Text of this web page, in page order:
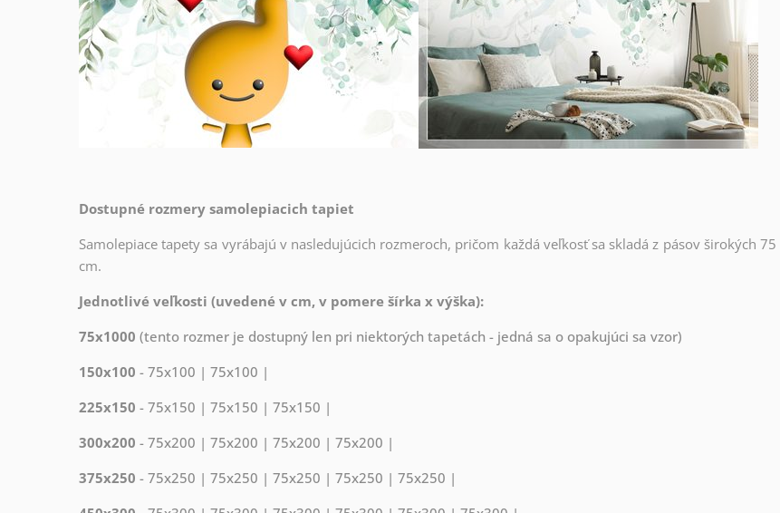
Dostupné rozmery samolepiacich tapiet
Samolepiace tapety sa vyrábajú v nasledujúcich rozmeroch, pričom každá veľkosť sa skladá z pásov širokých 75
cm.
Jednotlivé veľkosti (uvedené v cm, v pomere šírka x výška):
75x1000 (tento rozmer je dostupný len pri niektorých tapetách - jedná sa o opakujúci sa vzor)
150x100 - 75x100 | 75x100 |
225x150 - 75x150 | 75x150 | 75x150 |
300x200 - 75x200 | 75x200 | 75x200 | 75x200 |
375x250 - 75x250 | 75x250 | 75x250 | 75x250 | 75x250 |